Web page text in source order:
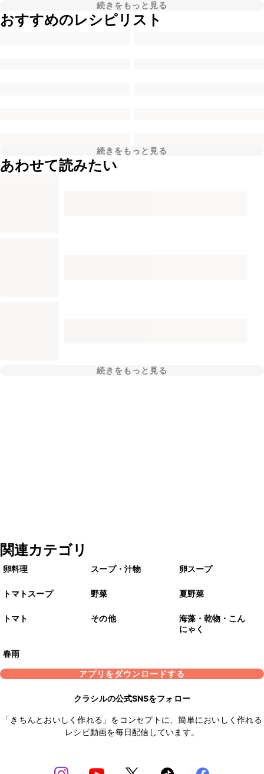
続きをもっと見る
おすすめのレシピリスト
続きをもっと見る
あわせて読みたい
続きをもっと見る
関連カテゴリ
卵料理 スープ・汁物 卵スープ
トマトスープ 野菜 夏野菜
トマト その他
海藻・乾物・こん
にゃく
春雨
アプリをダウンロードする
クラシルの公式SNSをフォロー
「きちんとおいしく作れる」をコンセプトに、簡単においしく作れる
レシピ動画を毎日配信しています。